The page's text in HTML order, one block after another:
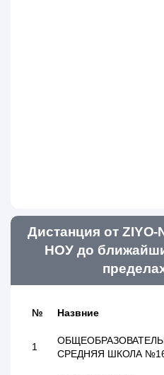
Дистанция от ZIYO-
НОУ до
№ Назвние
1
СРЕДНЯЯ ШКОЛА